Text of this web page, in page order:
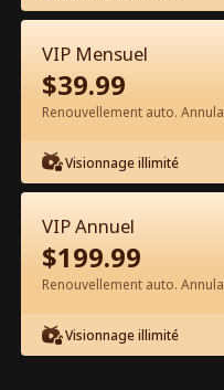
Épisode 29 -
Professeur Film
1-50 51-69
29
VIP Mensuel
$39.99
Renouvellement auto.
Visionnage illimité
VIP Annuel
$199.99
Renouvellement auto.
Visionnage illimité